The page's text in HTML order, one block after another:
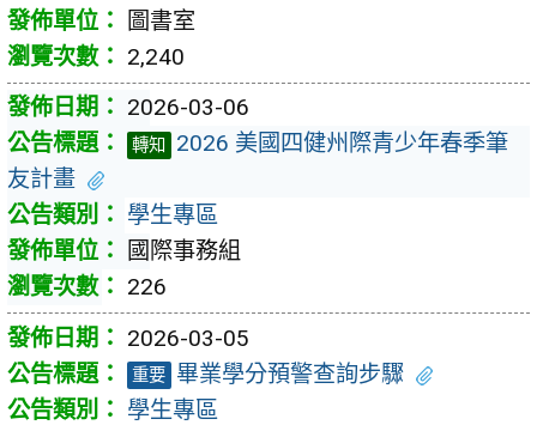
圖書室
2,240
2026-03-06
轉知
2026 美國四健州際青少年春季筆
友計畫
學生專區
國際事務組
226
2026-03-05
重要 畢業學分預警查詢步驟
學生專區